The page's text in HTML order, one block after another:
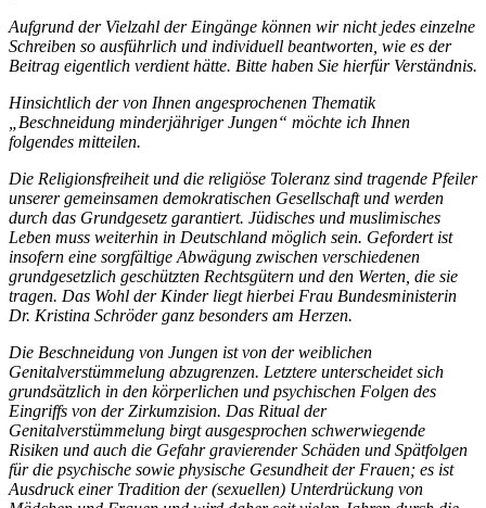
Aufgrund der Vielzahl der Eingänge können wir nicht jedes einzelne
Schreiben so ausführlich und individuell beantworten, wie es der
Beitrag eigentlich verdient hätte. Bitte haben Sie hierfür Verständnis.
Hinsichtlich der von Ihnen angesprochenen Thematik
„Beschneidung minderjähriger Jungen“ möchte ich Ihnen
folgendes mitteilen.
Die Religionsfreiheit und die religiöse Toleranz sind tragende Pfeiler
unserer gemeinsamen demokratischen Gesellschaft und werden
durch das Grundgesetz garantiert. Jüdisches und muslimisches
Leben muss weiterhin in Deutschland möglich sein. Gefordert ist
insofern eine sorgfältige Abwägung zwischen verschiedenen
grundgesetzlich geschützten Rechtsgütern und den Werten, die sie
tragen. Das Wohl der Kinder liegt hierbei Frau Bundesministerin
Dr. Kristina Schröder ganz besonders am Herzen.
Die Beschneidung von Jungen ist von der weiblichen
Genitalverstümmelung abzugrenzen. Letztere unterscheidet sich
grundsätzlich in den körperlichen und psychischen Folgen des
Eingriffs von der Zirkumzision. Das Ritual der
Genitalverstümmelung birgt ausgesprochen schwerwiegende
Risiken und auch die Gefahr gravierender Schäden und Spätfolgen
für die psychische sowie physische Gesundheit der Frauen; es ist
Ausdruck einer Tradition der (sexuellen) Unterdrückung von